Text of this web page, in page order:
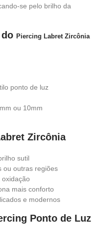
se pelo brilho da
Piercing Labret Zircônia
ponto de luz
ou 10mm
Zircônia
sutil
ou outras regiões
mais conforto
e modernos
Ponto de Luz